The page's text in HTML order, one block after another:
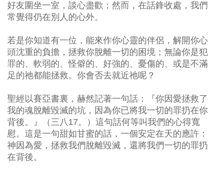
好友圍坐一室，談心盡歡；然而，在話鋒收處，我們
常覺得仍在別人的心外。
若是你知道有一位，能來作你心靈的伴侶，解開你心
頭沈重的負擔，拯救你脫離一切的困境；無論你是犯
罪的、軟弱的、怪僻的、好強的、憂傷的、或是不滿
足的祂都能拯救。你會否去就近祂呢？
聖經以賽亞書裏，赫然記著一句話：『你因愛拯救了
我的魂脫離毀滅的坑，因為你已將我一切的罪扔在你
背後。』（三八17。）這句話何等叫我們的心得寬
慰。這是一句甜如甘蜜的話，一個安定在天的應許：
神因為愛，拯救我們脫離毀滅，還將我們一切的罪扔
在背後。